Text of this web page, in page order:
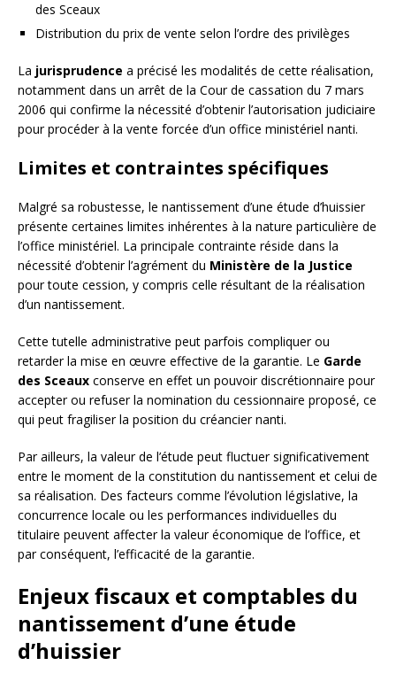
des Sceaux
Distribution du prix de vente selon l’ordre des privilèges
La jurisprudence a précisé les modalités de cette réalisation,
notamment dans un arrêt de la Cour de cassation du 7 mars
2006 qui confirme la nécessité d’obtenir l’autorisation judiciaire
pour procéder à la vente forcée d’un office ministériel nanti.
Limites et contraintes spécifiques
Malgré sa robustesse, le nantissement d’une étude d’huissier
présente certaines limites inhérentes à la nature particulière de
l’office ministériel. La principale contrainte réside dans la
nécessité d’obtenir l’agrément du Ministère de la Justice
pour toute cession, y compris celle résultant de la réalisation
d’un nantissement.
Cette tutelle administrative peut parfois compliquer ou
retarder la mise en œuvre effective de la garantie. Le Garde
des Sceaux conserve en effet un pouvoir discrétionnaire pour
accepter ou refuser la nomination du cessionnaire proposé, ce
qui peut fragiliser la position du créancier nanti.
Par ailleurs, la valeur de l’étude peut fluctuer significativement
entre le moment de la constitution du nantissement et celui de
sa réalisation. Des facteurs comme l’évolution législative, la
concurrence locale ou les performances individuelles du
titulaire peuvent affecter la valeur économique de l’office, et
par conséquent, l’efficacité de la garantie.
Enjeux fiscaux et comptables du
nantissement d’une étude
d’huissier